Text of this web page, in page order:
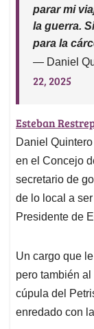
parar mi
la guerra.
para la
— Daniel
22, 2025
Esteban
Daniel
en el Concejo
secretario de
de lo local a
Presidente de
Un cargo que
pero también
cúpula del
enredado con